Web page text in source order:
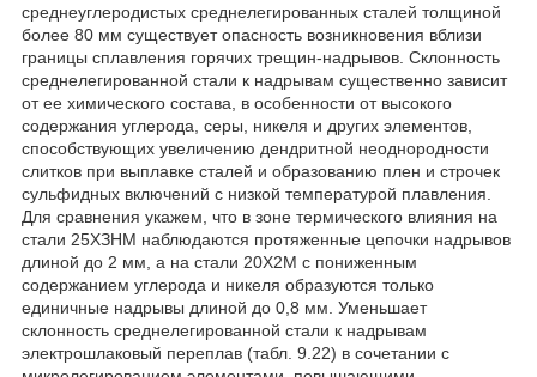
среднеуглеродистых среднелегированных сталей толщиной
более 80 мм существует опасность возникновения вблизи
границы сплавления горячих трещин-надрывов. Склонность
среднелегированной стали к надрывам существенно зависит
от ее химического состава, в особенности от высокого
содержания углерода, серы, никеля и других элементов,
способствующих увеличению дендритной неоднородности
слитков при выплавке сталей и образованию плен и строчек
сульфидных включений с низкой температурой плавления.
Для сравнения укажем, что в зоне термического влияния на
стали 25ХЗНМ наблюдаются протяженные цепочки надрывов
длиной до 2 мм, а на стали 20Х2М с пониженным
содержанием углерода и никеля образуются только
единичные надрывы длиной до 0,8 мм. Уменьшает
склонность среднелегированной стали к надрывам
электрошлаковый переплав (табл. 9.22) в сочетании с